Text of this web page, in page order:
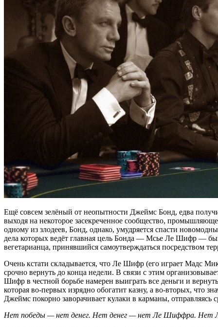
Ещё совсем зелёный от неопытности Джеймс Бонд, едва
выходя на некоторое засекреченное сообщество,
одному из злодеев, Бонд, однако, умудряется спасти
дела которых ведёт главная цель Бонда — Мсье Ле Шифр —
вегетарианца, принявшийся самоутверждаться посредством
Очень кстати складывается, что Ле Шифр (его играет Мадс
срочно вернуть до конца недели. В связи с этим
Шифр в честной борьбе намерен выиграть все деньги и
которая во-первых изрядно обогатит казну, а во-вторых, что
Джеймс покорно заворачивает кулаки в карманы,
Нет победы — нет денег. Нет денег — нет Ле Шиффра.